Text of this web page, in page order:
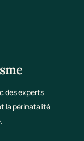
des experts
la périnatalité